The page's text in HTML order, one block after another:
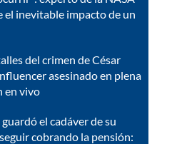
el inevitable impacto de un
del crimen de César
asesinado en plena
en vivo
el cadáver de su
cobrando la pensión: